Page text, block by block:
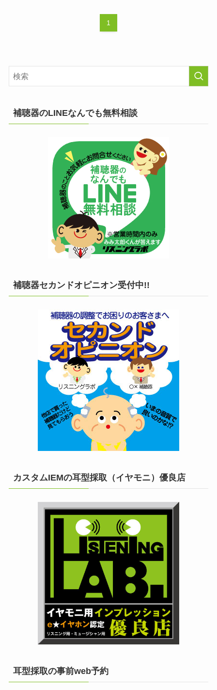
1
補聴器のLINEなんでも無料相談
補聴器セカンドオピニオン受付中!!
カスタムIEMの耳型採取（イヤモニ）優良店
耳型採取の事前web予約